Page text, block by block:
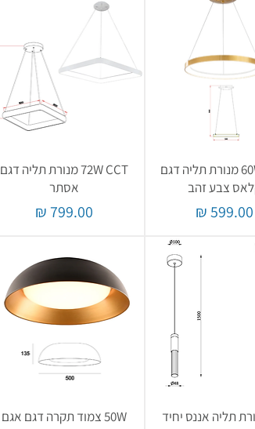
60W CCT מנורת תליה דגם
צבע זהב
מחיר
72W CCT מנורת תליה דגם
אסתר
מחיר
50W צמוד תקרה דגם אגם